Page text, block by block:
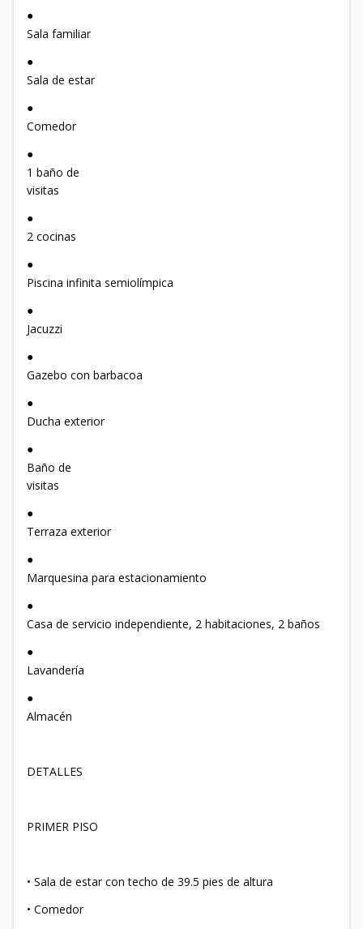
●
Sala familiar
●
Sala de estar
●
Comedor
●
1 baño de
visitas
●
2 cocinas
●
Piscina infinita semiolímpica
●
Jacuzzi
●
Gazebo con barbacoa
●
Ducha exterior
●
Baño de
visitas
●
Terraza exterior
●
Marquesina para estacionamiento
●
Casa de servicio independiente, 2 habitaciones, 2 baños
●
Lavandería
●
Almacén
DETALLES
PRIMER PISO
• Sala de estar con techo de 39.5 pies de altura
• Comedor